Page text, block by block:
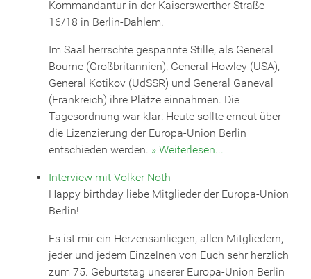
Kommandantur in der Kaiserswerther Straße
16/18 in Berlin-Dahlem.
Im Saal herrschte gespannte Stille, als General
Bourne (Großbritannien), General Howley (USA),
General Kotikov (UdSSR) und General Ganeval
(Frankreich) ihre Plätze einnahmen. Die
Tagesordnung war klar: Heute sollte erneut über
die Lizenzierung der Europa-Union Berlin
entschieden werden. » Weiterlesen...
Interview mit Volker Noth
Happy birthday liebe Mitglieder der Europa-Union
Berlin!
Es ist mir ein Herzensanliegen, allen Mitgliedern,
jeder und jedem Einzelnen von Euch sehr herzlich
zum 75. Geburtstag unserer Europa-Union Berlin